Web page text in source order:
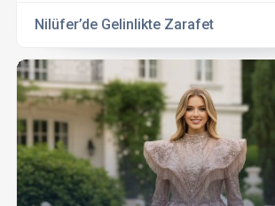
Nilüfer’de Gelinlikte Zarafet